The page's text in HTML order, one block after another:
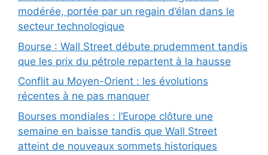
modérée, portée par un regain d’élan dans le
secteur technologique
Bourse : Wall Street débute prudemment tandis
que les prix du pétrole repartent à la hausse
Conflit au Moyen-Orient : les évolutions
récentes à ne pas manquer
Bourses mondiales : l’Europe clôture une
semaine en baisse tandis que Wall Street
atteint de nouveaux sommets historiques